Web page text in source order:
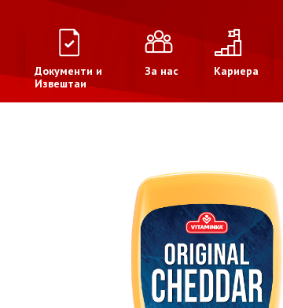
Документи и
Извештаи
За нас Кариера